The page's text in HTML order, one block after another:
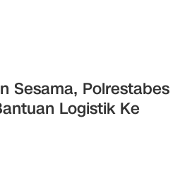
Sesama, Polrestabes
Logistik Ke